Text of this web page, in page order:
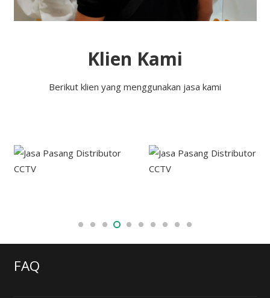
Klien Kami
Berikut klien yang menggunakan jasa kami
FAQ